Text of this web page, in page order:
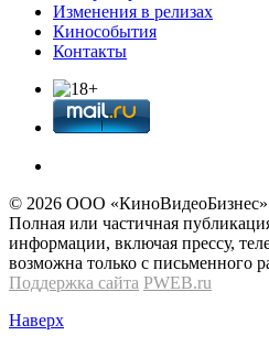
Изменения в релизах
Кинособытия
Контакты
© 2026 OOО
Полная или частичная
информации, включая прессу,
возможна только с письменного
Поддержка сайта PWEB.ru
Наверх